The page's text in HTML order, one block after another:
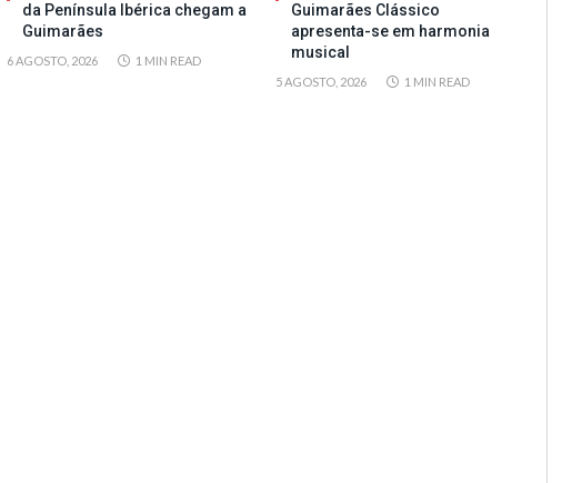
da Península Ibérica chegam a
Guimarães
6 AGOSTO, 2026 1 MIN READ
Guimarães Clássico
apresenta-se em harmonia
musical
5 AGOSTO, 2026 1 MIN READ